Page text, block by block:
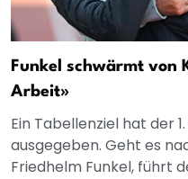
Funkel schwärmt von
Arbeit»
Ein Tabellenziel hat der
ausgegeben. Geht es
Friedhelm Funkel, führt